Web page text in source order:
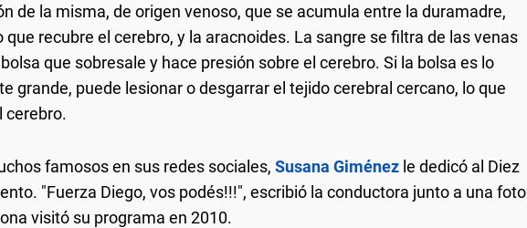
de la misma, de origen venoso, que se acumula entre la duramadre,
que recubre el cerebro, y la aracnoides. La sangre se filtra de las venas
que sobresale y hace presión sobre el cerebro. Si la bolsa es lo
grande, puede lesionar o desgarrar el tejido cerebral cercano, lo que
cerebro.
famosos en sus redes sociales, Susana Giménez le dedicó al Diez
"Fuerza Diego, vos podés!!!", escribió la conductora junto a una foto
visitó su programa en 2010.